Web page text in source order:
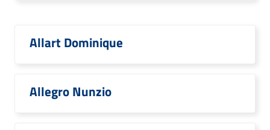
Allart Dominique
Allegro Nunzio